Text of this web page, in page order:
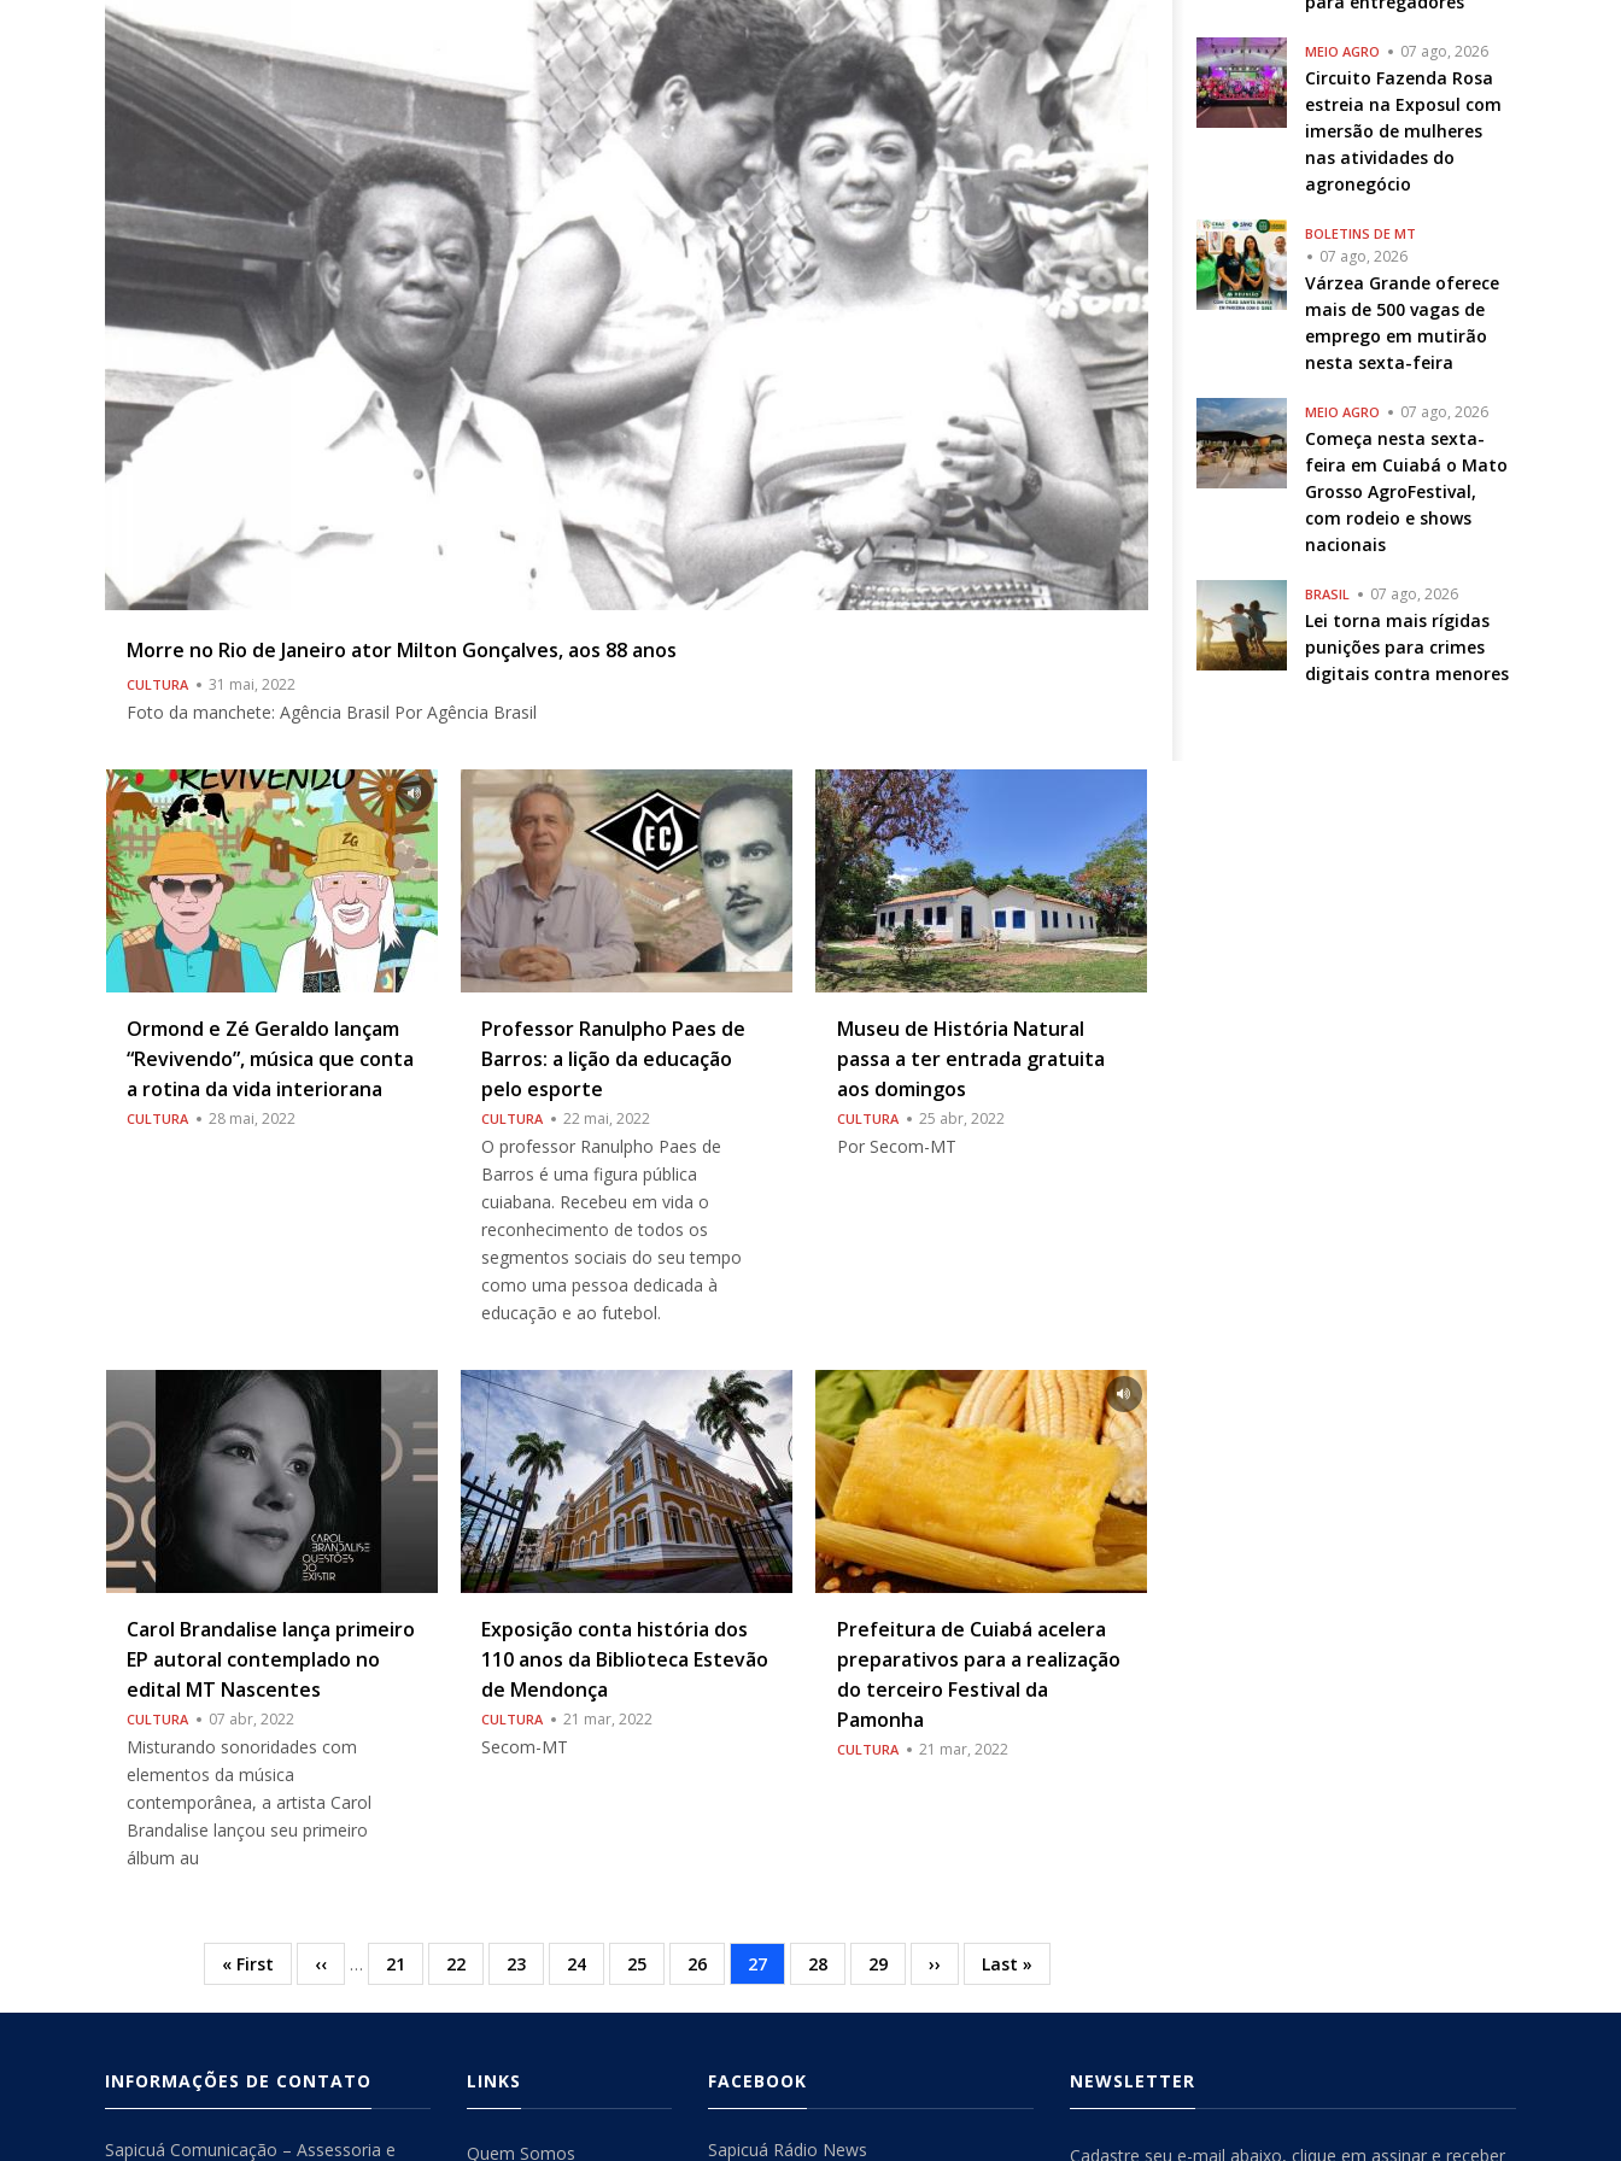
Morre no Rio de Janeiro ator Milton Gonçalves, aos 88 anos
CULTURA 31 mai, 2022
Foto da manchete: Agência Brasil Por Agência Brasil
Ormond e Zé Geraldo lançam
“Revivendo”, música que conta
a rotina da vida interiorana
CULTURA 28 mai, 2022
Professor Ranulpho Paes de
Barros: a lição da educação
pelo esporte
CULTURA 22 mai, 2022
O professor Ranulpho Paes de
Barros é uma figura pública
cuiabana. Recebeu em vida o
reconhecimento de todos os
segmentos sociais do seu tempo
como uma pessoa dedicada à
educação e ao futebol.
Museu de História Natural
passa a ter entrada gratuita
aos domingos
CULTURA 25 abr, 2022
Por Secom-MT
Carol Brandalise lança primeiro
EP autoral contemplado no
edital MT Nascentes
CULTURA 07 abr, 2022
Misturando sonoridades com
elementos da música
contemporânea, a artista Carol
Brandalise lançou seu primeiro
álbum au
Exposição conta história dos
110 anos da Biblioteca Estevão
de Mendonça
CULTURA 21 mar, 2022
Secom-MT
Prefeitura de Cuiabá acelera
preparativos para a realização
do terceiro Festival da
Pamonha
CULTURA 21 mar, 2022
Primeira
página
« First
Página
anterior
‹‹ … Página
21 Página
22 Página
23 Página
24 Página
25 Página
26
Página
atual
27 Página
28 Página
29 Próxima
››
Última
página
Last »
MEIO AGRO 07 ago, 2026
Circuito Fazenda Rosa
estreia na Exposul com
imersão de mulheres
nas atividades do
agronegócio
BOLETINS DE MT
07 ago, 2026
Várzea Grande oferece
mais de 500 vagas de
emprego em mutirão
nesta sexta-feira
MEIO AGRO 07 ago, 2026
Começa nesta sexta-
feira em Cuiabá o Mato
Grosso AgroFestival,
com rodeio e shows
nacionais
BRASIL 07 ago, 2026
Lei torna mais rígidas
punições para crimes
digitais contra menores
INFORMAÇÕES DE CONTATO
Sapicuá Comunicação – Assessoria e
LINKS
Quem Somos
FACEBOOK
Sapicuá Rádio News
NEWSLETTER
Cadastre seu e-mail abaixo, clique em assinar e receber